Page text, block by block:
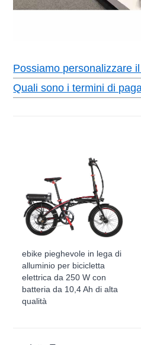
Possiamo personalizzare
Quali sono i termini di
ebike pieghevole in lega di
alluminio per bicicletta
elettrica da 250 W con
batteria da 10,4 Ah di alta
qualità